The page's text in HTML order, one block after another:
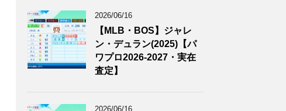
2026/06/16
【MLB・BOS】ジャレ
ン・デュラン(2025)【パ
ワプロ2026-2027・実在
査定】
2026/06/16